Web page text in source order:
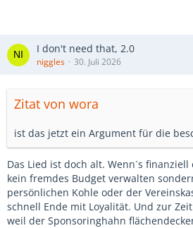
I don't need that, 2.0
niggles 30. Juli 2026
Zitat von wora
ist das jetzt ein Argument für die
Das Lied ist doch alt. Wenn´s
kein fremdes Budget verwalten
persönlichen Kohle oder der
schnell Ende mit Loyalität. Und zur
weil der Sponsoringhahn